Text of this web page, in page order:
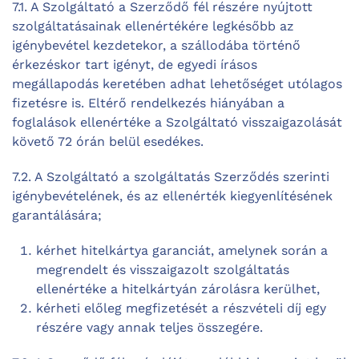
7.1. A Szolgáltató a Szerződő fél részére nyújtott
szolgáltatásainak ellenértékére legkésőbb az
igénybevétel kezdetekor, a szállodába történő
érkezéskor tart igényt, de egyedi írásos
megállapodás keretében adhat lehetőséget utólagos
fizetésre is. Eltérő rendelkezés hiányában a
foglalások ellenértéke a Szolgáltató visszaigazolását
követő 72 órán belül esedékes.
7.2. A Szolgáltató a szolgáltatás Szerződés szerinti
igénybevételének, és az ellenérték kiegyenlítésének
garantálására;
kérhet hitelkártya garanciát, amelynek során a
megrendelt és visszaigazolt szolgáltatás
ellenértéke a hitelkártyán zárolásra kerülhet,
kérheti előleg megfizetését a részvételi díj egy
részére vagy annak teljes összegére.